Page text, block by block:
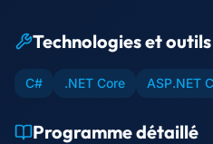
Technologies et outils
C# .NET Core ASP.NET
Programme détaillé